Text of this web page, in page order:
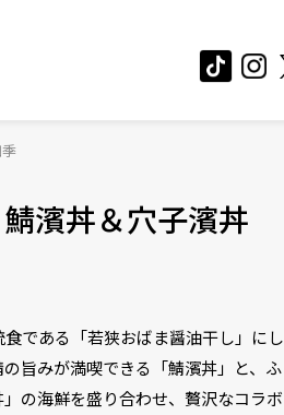
濱丼＆穴子濱丼
である「若狭おばま醤油干し」にし
旨みが満喫できる「鯖濱丼」と、ふ
の海鮮を盛り合わせ、贅沢なコラボ